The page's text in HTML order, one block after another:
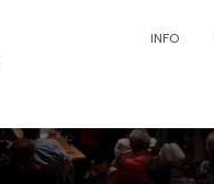
INFO